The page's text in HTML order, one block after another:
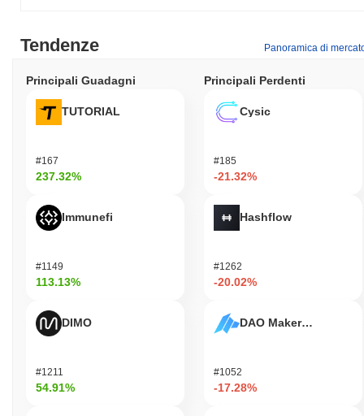
Tendenze Panoramica di
Principali Guadagni
TUTORIAL
#167
237.32%
Immunefi
#1149
113.13%
DIMO
#1211
54.91%
Principali Perdenti
Cysic
#185
-21.32%
Hashflow
#1262
-20.02%
DAO Maker Token
#1052
-17.28%